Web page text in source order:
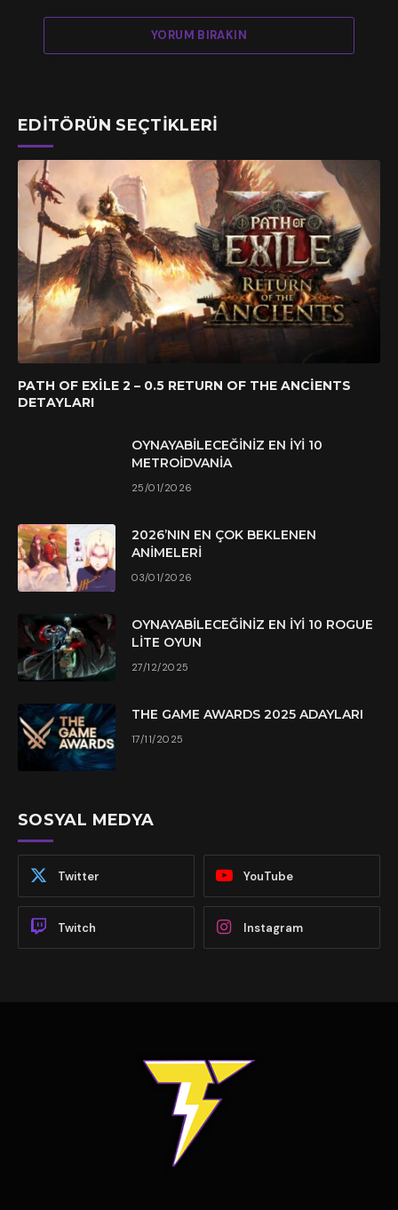
YORUM BIRAKIN
EDITÖRÜN SEÇTIKLERI
PATH OF EXILE 2 – 0.5 RETURN OF THE ANCIENTS
DETAYLARI
OYNAYABILECEĞINIZ EN İYI 10
METROIDVANIA
25/01/2026
2026’NIN EN ÇOK BEKLENEN
ANIMELERI
03/01/2026
OYNAYABILECEĞINIZ EN İYI 10 ROGUE
LITE OYUN
27/12/2025
THE GAME AWARDS 2025 ADAYLARI
17/11/2025
SOSYAL MEDYA
Twitter YouTube
Twitch Instagram